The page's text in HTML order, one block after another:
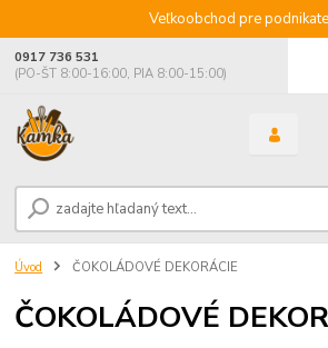
Veľkoobchod pre
0917 736 531
(PO-ŠT 8:00-16:00, PIA 8:00-15:00)
Úvod ČOKOLÁDOVÉ DEKORÁCIE
ČOKOLÁDOVÉ